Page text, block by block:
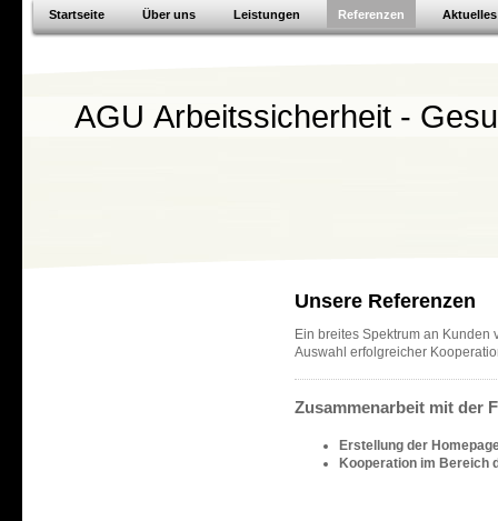
Startseite Über uns Leistungen Referenzen Aktuelles
AGU Arbeitssicherheit -
Unsere Referenzen
Ein breites Spektrum an Kunden
Auswahl erfolgreicher
Zusammenarbeit mit der
Erstellung der
Kooperation im Bereich